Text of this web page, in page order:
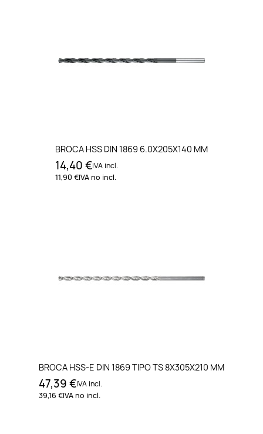
BROCA HSS DIN 1869 6.0X205X140 MM
14,40 €IVA incl.
11,90 €IVA no incl.
BROCA HSS-E DIN 1869 TIPO TS 8X305X210 MM
47,39 €IVA incl.
39,16 €IVA no incl.